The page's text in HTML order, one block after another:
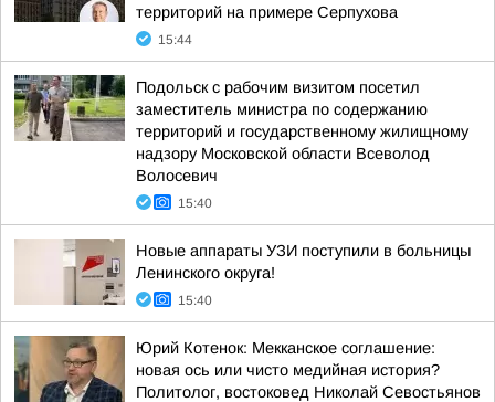
территорий на примере Серпухова
15:44
Подольск с рабочим визитом посетил
заместитель министра по содержанию
территорий и государственному жилищному
надзору Московской области Всеволод
Волосевич
15:40
Новые аппараты УЗИ поступили в больницы
Ленинского округа!
15:40
Юрий Котенок: Мекканское соглашение:
новая ось или чисто медийная история?
Политолог, востоковед Николай Севостьянов